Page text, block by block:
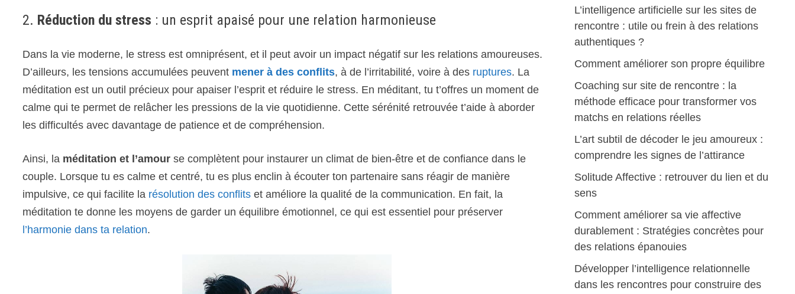
2. Réduction du stress : un esprit apaisé pour une relation harmonieuse
Dans la vie moderne, le stress est omniprésent, et il peut avoir un impact négatif sur les relations amoureuses.
D’ailleurs, les tensions accumulées peuvent mener à des conflits, à de l’irritabilité, voire à des ruptures. La
méditation est un outil précieux pour apaiser l’esprit et réduire le stress. En méditant, tu t’offres un moment de
calme qui te permet de relâcher les pressions de la vie quotidienne. Cette sérénité retrouvée t’aide à aborder
les difficultés avec davantage de patience et de compréhension.
Ainsi, la méditation et l’amour se complètent pour instaurer un climat de bien-être et de confiance dans le
couple. Lorsque tu es calme et centré, tu es plus enclin à écouter ton partenaire sans réagir de manière
impulsive, ce qui facilite la résolution des conflits et améliore la qualité de la communication. En fait, la
méditation te donne les moyens de garder un équilibre émotionnel, ce qui est essentiel pour préserver
l’harmonie dans ta relation.
L’intelligence artificielle sur les sites de
rencontre : utile ou frein à des relations
authentiques ?
Comment améliorer son propre équilibre
Coaching sur site de rencontre : la
méthode efficace pour transformer vos
matchs en relations réelles
L’art subtil de décoder le jeu amoureux :
comprendre les signes de l’attirance
Solitude Affective : retrouver du lien et du
sens
Comment améliorer sa vie affective
durablement : Stratégies concrètes pour
des relations épanouies
Développer l’intelligence relationnelle
dans les rencontres pour construire des